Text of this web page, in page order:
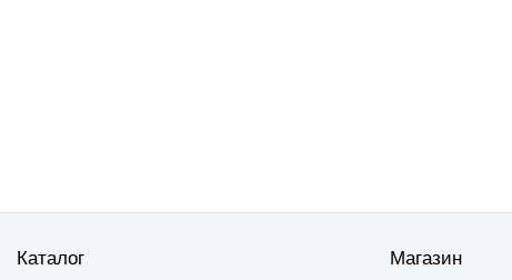
Каталог Магазин